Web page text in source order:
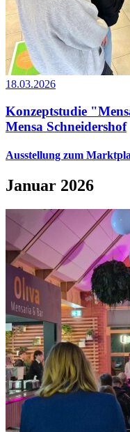
18.03.2026
Konzeptstudie
Mensa Schneidershof
Ausstellung zum
Januar 2026